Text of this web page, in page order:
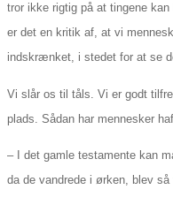
tror ikke rigtig på at tingene
er det en kritik af, at vi
indskrænket, i stedet for at se
Vi slår os til tåls. Vi er godt
plads. Sådan har mennesker
– I det gamle testamente kan
da de vandrede i ørken, blev